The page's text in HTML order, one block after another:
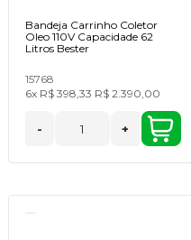
Bandeja Carrinho Coletor
Oleo 110V Capacidade 62
Litros Bester
15768
6x R$ 398,33 R$ 2.390,00
- +